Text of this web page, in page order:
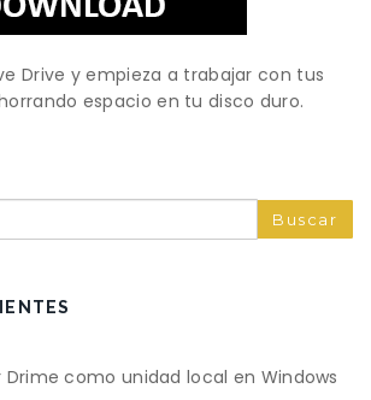
Drive y empieza a trabajar con tus
espacio en tu disco duro.
como unidad local en Windows